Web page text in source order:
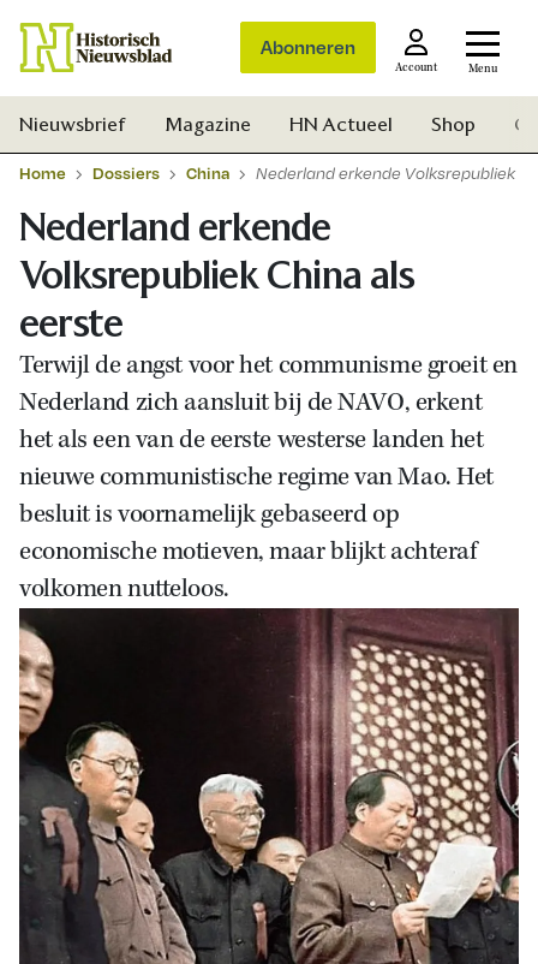
Abonneren
Account Menu
Zoek
Nieuwsbrief Magazine HN Actueel Shop
Home Dossiers China Nederland erkende Volksrepubliek
Nederland erkende
Volksrepubliek China als
eerste
Terwijl de angst voor het communisme groeit en
Nederland zich aansluit bij de NAVO, erkent
het als een van de eerste westerse landen het
nieuwe communistische regime van Mao. Het
besluit is voornamelijk gebaseerd op
economische motieven, maar blijkt achteraf
volkomen nutteloos.